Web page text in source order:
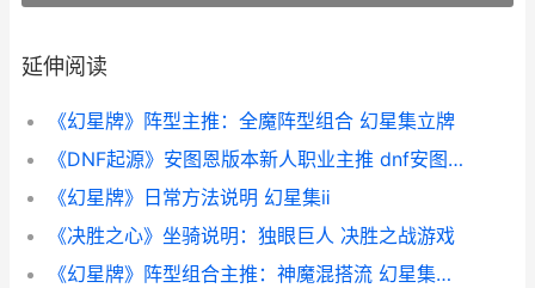
延伸阅读
《幻星牌》阵型主推：全魔阵型组合 幻星集立牌
《DNF起源》安图恩版本新人职业主推 dnf安图恩百度百科
《幻星牌》日常方法说明 幻星集ⅱ
《决胜之心》坐骑说明：独眼巨人 决胜之战游戏
《幻星牌》阵型组合主推：神魔混搭流 幻星集塔罗牌怎么玩